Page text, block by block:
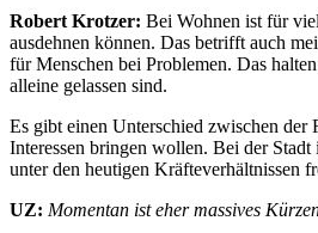
Robert Krotzer: Bei Wohnen ist für
ausdehnen können. Das betrifft auch
für Menschen bei Problemen. Das
alleine gelassen sind.
Es gibt einen Unterschied zwischen der
Interessen bringen wollen. Bei der
unter den heutigen Kräfteverhältnissen
UZ: Momentan ist eher massives